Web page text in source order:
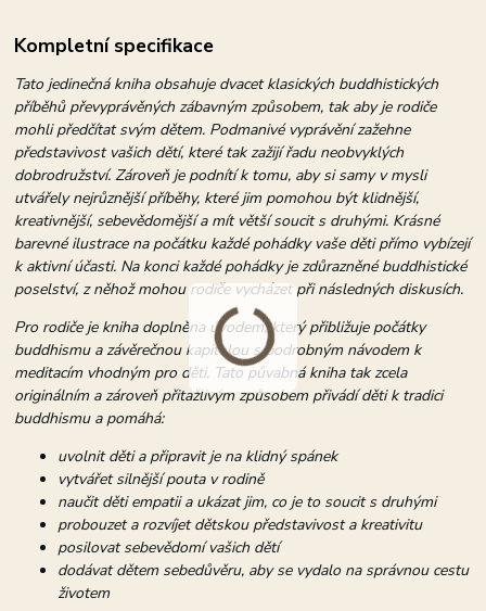
Kompletní specifikace
Tato jedinečná kniha obsahuje dvacet klasických buddhistických
příběhů převyprávěných zábavným způsobem, tak aby je rodiče
mohli předčítat svým dětem. Podmanivé vyprávění zažehne
představivost vašich dětí, které tak zažijí řadu neobvyklých
dobrodružství. Zároveň je podnítí k tomu, aby si samy v mysli
utvářely nejrůznější příběhy, které jim pomohou být klidnější,
kreativnější, sebevědomější a mít větší soucit s druhými. Krásné
barevné ilustrace na počátku každé pohádky vaše děti přímo vybízejí
k aktivní účasti. Na konci každé pohádky je zdůrazněné buddhistické
poselství, z něhož mohou rodiče vycházet při následných diskusích.
Pro rodiče je kniha doplněna úvodem, který přibližuje počátky
buddhismu a závěrečnou kapitolou s podrobným návodem k
meditacím vhodným pro děti. Tato půvabná kniha tak zcela
originálním a zároveň přitažlivým způsobem přivádí děti k tradici
buddhismu a pomáhá:
uvolnit děti a připravit je na klidný spánek
vytvářet silnější pouta v rodině
naučit děti empatii a ukázat jim, co je to soucit s druhými
probouzet a rozvíjet dětskou představivost a kreativitu
posilovat sebevědomí vašich dětí
dodávat dětem sebedůvěru, aby se vydalo na správnou cestu
životem